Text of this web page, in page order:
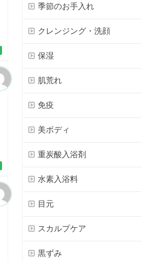
季節のお手入れ
クレンジング・洗顔
保湿
肌荒れ
免疫
美ボディ
重炭酸入浴剤
水素入浴料
目元
スカルプケア
黒ずみ